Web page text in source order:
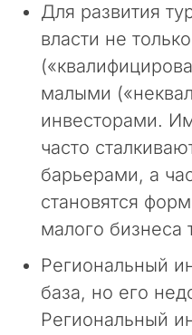
Для развития
власти не
малыми
инвесторами.
часто
барьерами, а
становятся
малого бизнеса
Региональный
база, но его
Региональный
н
и
е
н
е
с
о
л
ь
о
м
с
я